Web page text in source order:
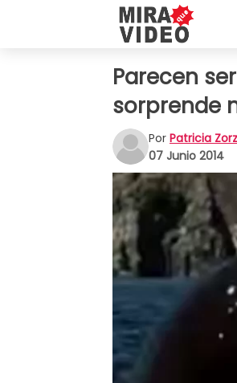
Parecen
sorprende
Por Patricia
07 Junio 2014